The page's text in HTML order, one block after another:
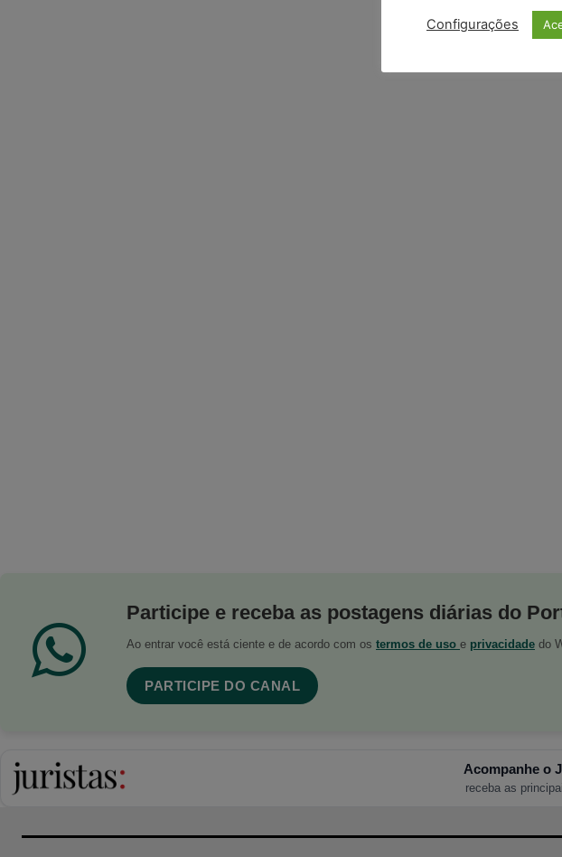
Participe e receba as postagens diárias do
Ao entrar você está ciente e de acordo com os termos de uso e privacidade do
PARTICIPE DO CANAL
Acompanhe o
receba as
Configurações